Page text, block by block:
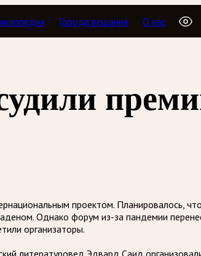
Города вещания О нас
проектом. Планировалось, что
Однако форум из-за пандемии
организаторы.
литературовед Эдвард Саид